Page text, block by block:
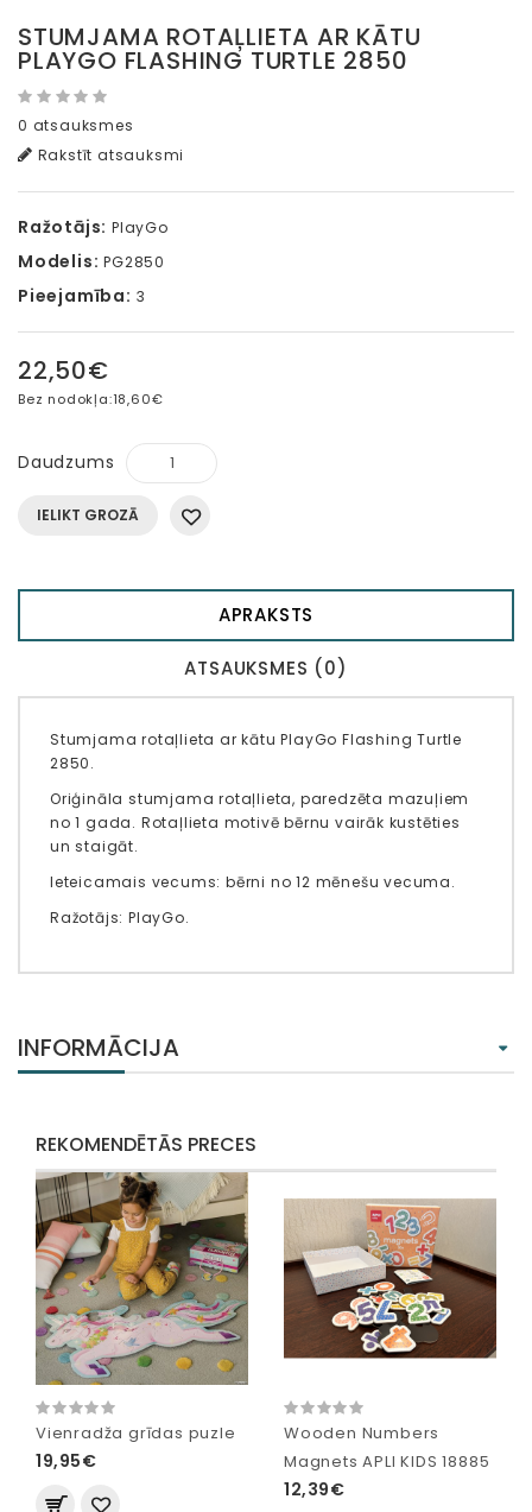
STUMJAMA ROTAĻLIETA AR KĀTU
PLAYGO FLASHING TURTLE 2850
0 atsauksmes
Rakstīt atsauksmi
Ražotājs: PlayGo
Modelis: PG2850
Pieejamība: 3
22,50€
Bez nodokļa:18,60€
Daudzums
IELIKT GROZĀ
APRAKSTS
ATSAUKSMES (0)
Stumjama rotaļlieta ar kātu PlayGo Flashing Turtle
2850.
Oriģināla stumjama rotaļlieta, paredzēta mazuļiem
no 1 gada. Rotaļlieta motivē bērnu vairāk kustēties
un staigāt.
Ieteicamais vecums: bērni no 12 mēnešu vecuma.
Ražotājs: PlayGo.
INFORMĀCIJA
REKOMENDĒTĀS PRECES
Vienradža grīdas puzle
19,95€
Wooden Numbers
Magnets APLI KIDS 18885
12,39€